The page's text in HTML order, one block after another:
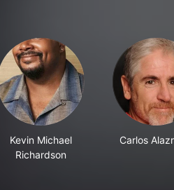
Kevin Michael
Richardson
Carlos